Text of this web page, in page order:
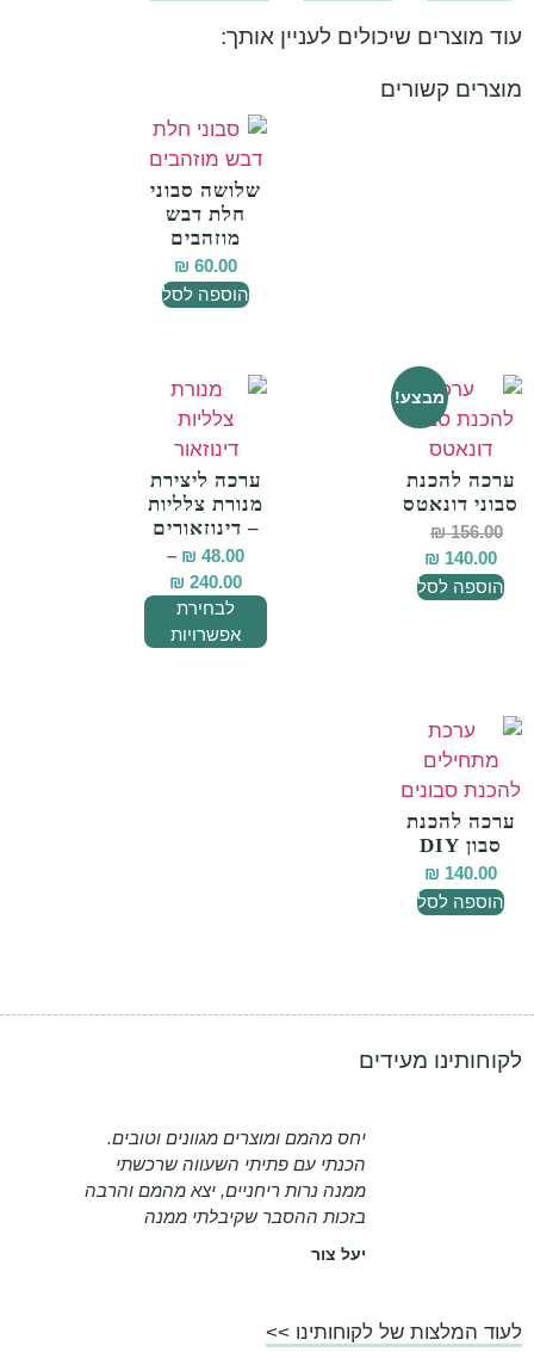
עוד מוצרים שיכולים לעניין אותך:
מוצרים קשורים
שלושה סבוני
חלת דבש
מוזהבים
₪ 60.00
הוספה לסל
מבצע!
ערכה להכנת
סבוני דונאטס
₪156.00
₪ 140.00
הוספה לסל
ערכה ליצירת
מנורת צלליות
– דינוזאורים
₪ 48.00
–
₪ 240.00
לבחירת
אפשרויות
ערכה להכנת
סבון DIY
₪ 140.00
הוספה לסל
לקוחותינו מעידים
יחס מהמם ומוצרים מגוונים וטובים.
הכנתי עם פתיתי השעווה שרכשתי
ממנה נרות ריחניים, יצא מהמם והרבה
בזכות ההסבר שקיבלתי ממנה
יעל צור
לעוד המלצות של לקוחותינו >>